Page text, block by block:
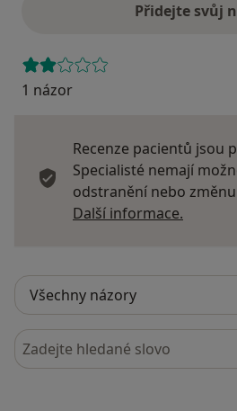
Přidejte svůj
1 názor
Recenze pacientů jsou
Specialisté nemají
odstranění nebo
Další informace.
Hledejte v názorech